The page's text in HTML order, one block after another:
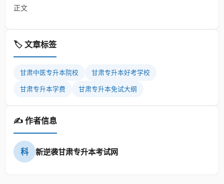
正文
🏷️ 文章标签
甘肃中医专升本院校 甘肃专升本好考学校
甘肃专升本学费 甘肃专升本免试大纲
✍️ 作者信息
科 新逆袭甘肃专升本考试网